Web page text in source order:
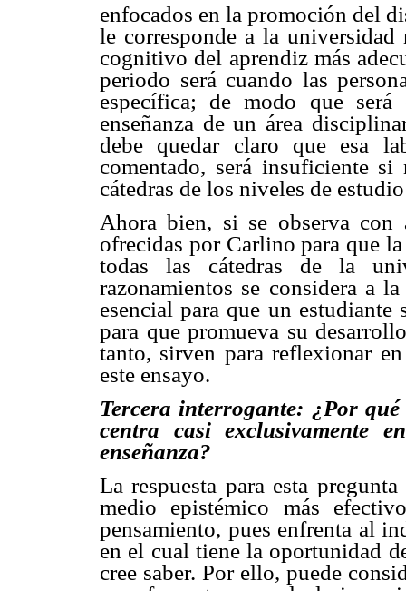
enfocados en la promoción del
le corresponde a la
cognitivo del aprendiz más
periodo será cuando las
específica; de modo que
enseñanza de un área
debe quedar claro que esa
comentado, será insuficiente
cátedras de los niveles de
Ahora bien, si se observa
ofrecidas por Carlino para que
todas las cátedras de la
razonamientos se considera a
esencial para que un
para que promueva su
tanto, sirven para reflexionar
este ensayo.
Tercera interrogante: ¿Por
centra casi exclusivamente
enseñanza?
La respuesta para esta
medio epistémico más
pensamiento, pues enfrenta al
en el cual tiene la oportunidad
cree saber. Por ello, puede